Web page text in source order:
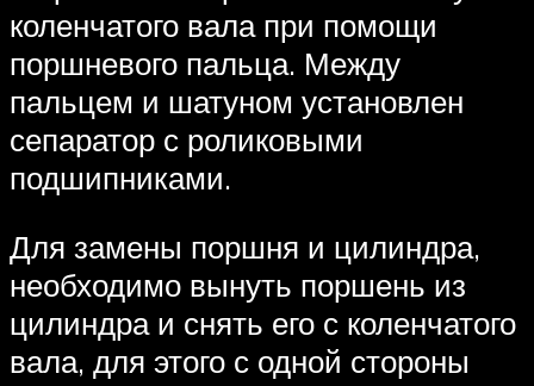
коленчатого вала при помощи
поршневого пальца. Между
пальцем и шатуном установлен
сепаратор с роликовыми
подшипниками.
Для замены поршня и цилиндра,
необходимо вынуть поршень из
цилиндра и снять его с коленчатого
вала, для этого с одной стороны